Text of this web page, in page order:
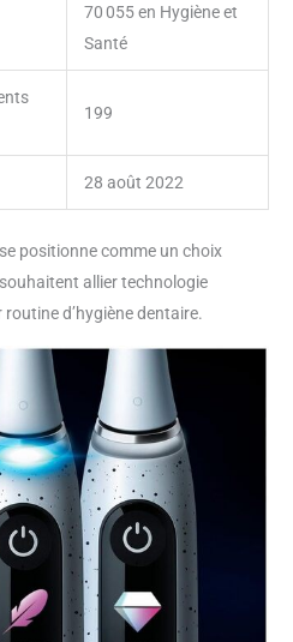
70 055 en Hygiène et
Santé
199
28 août 2022
positionne comme un choix
allier technologie
d’hygiène dentaire.